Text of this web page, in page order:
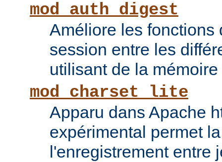
mod_auth_digest
Améliore les fonctions
session entre les
utilisant de la
mod_charset_lite
Apparu dans Apache
expérimental permet
l'enregistrement entre